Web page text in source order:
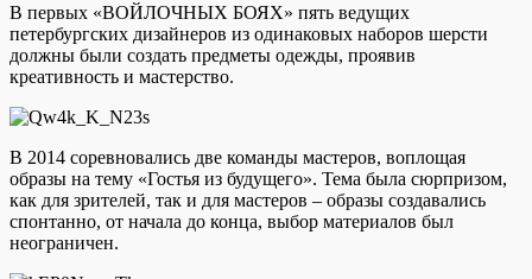
В первых «ВОЙЛОЧНЫХ БОЯХ» пять ведущих
петербургских дизайнеров из одинаковых наборов шерсти
должны были создать предметы одежды, проявив
креативность и мастерство.
В 2014 соревновались две команды мастеров, воплощая
образы на тему «Гостья из будущего». Тема была сюрпризом,
как для зрителей, так и для мастеров – образы создавались
спонтанно, от начала до конца, выбор материалов был
неограничен.